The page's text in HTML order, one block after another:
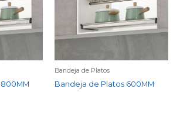
Bandeja de Platos
Bandeja de Platos 600MM